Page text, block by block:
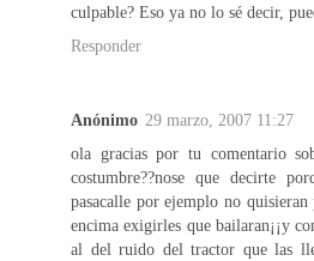
culpable? Eso ya no lo sé decir,
Responder
Anónimo 29 marzo, 2007 11:27
ola gracias por tu comentario
costumbre??nose que decirte
pasacalle por ejemplo no
encima exigirles que bailaran¡¡y
al del ruido del tractor que las